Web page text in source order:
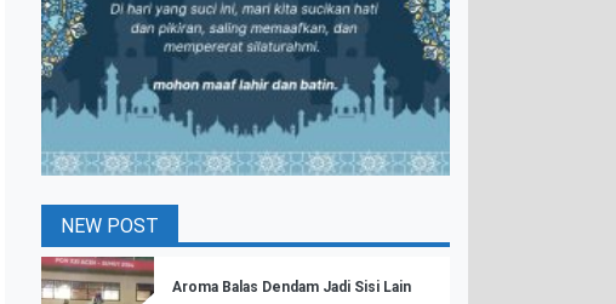
NEW POST
Aroma Balas Dendam Jadi Sisi Lain